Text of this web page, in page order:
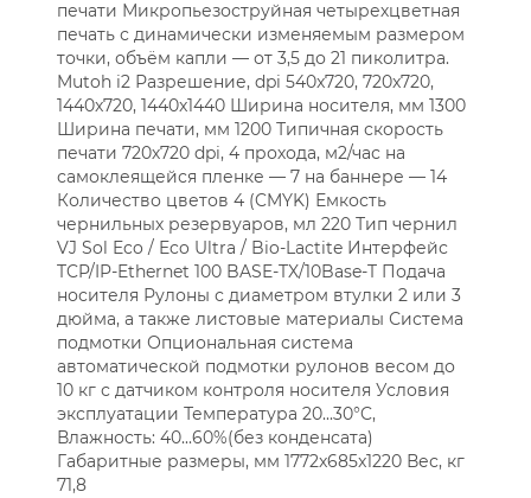
печати Микропьезоструйная четырехцветная
печать с динамически изменяемым размером
точки, объём капли — от 3,5 до 21 пиколитра.
Mutoh i2 Разрешение, dpi 540x720, 720x720,
1440x720, 1440x1440 Ширина носителя, мм 1300
Ширина печати, мм 1200 Типичная скорость
печати 720х720 dpi, 4 прохода, м2/час на
самоклеящейся пленке — 7 на баннере — 14
Количество цветов 4 (CMYK) Емкость
чернильных резервуаров, мл 220 Тип чернил
VJ Sol Eco / Eco Ultra / Bio-Lactite Интерфейс
TCP/IP-Ethernet 100 BASE-TX/10Base-T Подача
носителя Рулоны с диаметром втулки 2 или 3
дюйма, а также листовые материалы Система
подмотки Опциональная система
автоматической подмотки рулонов весом до
10 кг с датчиком контроля носителя Условия
эксплуатации Температура 20...30°C,
Влажность: 40...60%(без конденсата)
Габаритные размеры, мм 1772x685x1220 Вес, кг
71,8